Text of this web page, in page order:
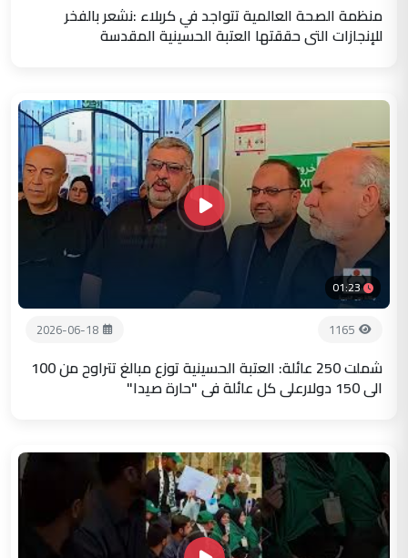
منظمة الصحة العالمية تتواجد في كربلاء :نشعر بالفخر
للإنجازات التي حققتها العتبة الحسينية المقدسة
01:23
1165
2026-06-18
شملت 250 عائلة: العتبة الحسينية توزع مبالغ تتراوح من 100
الى 150 دولارعلى كل عائلة في "حارة صيدا"